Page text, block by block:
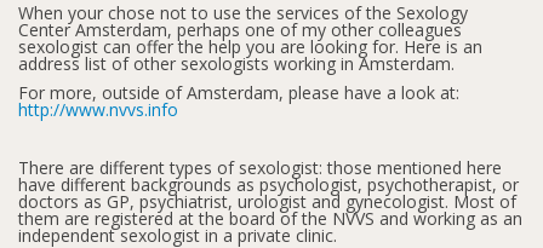
When your chose not to use the services of the Sexology
Center Amsterdam, perhaps one of my other colleagues
sexologist can offer the help you are looking for. Here is an
address list of other sexologists working in Amsterdam.
For more, outside of Amsterdam, please have a look at:
http://www.nvvs.info
There are different types of sexologist: those mentioned here
have different backgrounds as psychologist, psychotherapist, or
doctors as GP, psychiatrist, urologist and gynecologist. Most of
them are registered at the board of the NVVS and working as an
independent sexologist in a private clinic.